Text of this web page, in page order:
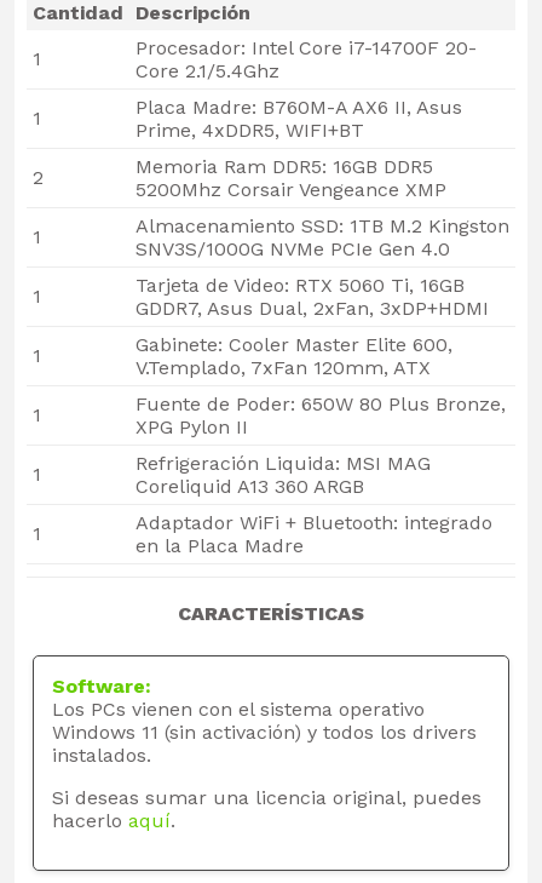
Cantidad
Descripción
1
Procesador: Intel Core i7-14700F 20-
Core 2.1/5.4Ghz
1
Placa Madre: B760M-A AX6 II, Asus
Prime, 4xDDR5, WIFI+BT
2
Memoria Ram DDR5: 16GB DDR5
5200Mhz Corsair Vengeance XMP
1
Almacenamiento SSD: 1TB M.2 Kingston
SNV3S/1000G NVMe PCIe Gen 4.0
1
Tarjeta de Video: RTX 5060 Ti, 16GB
GDDR7, Asus Dual, 2xFan, 3xDP+HDMI
1
Gabinete: Cooler Master Elite 600,
V.Templado, 7xFan 120mm, ATX
1
Fuente de Poder: 650W 80 Plus Bronze,
XPG Pylon II
1
Refrigeración Liquida: MSI MAG
Coreliquid A13 360 ARGB
1
Adaptador WiFi + Bluetooth: integrado
en la Placa Madre
CARACTERÍSTICAS
Software:
Los PCs vienen con el sistema operativo
Windows 11 (sin activación) y todos los drivers
instalados.
Si deseas sumar una licencia original, puedes
hacerlo aquí.